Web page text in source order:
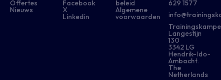
Offertes
Nieuws
Facebook
X
Linkedin
beleid
Algemene
voorwaarden
629 1577​
Langestijn
130
3342 LG
Hendrik-Ido-
Ambacht.
The
Netherlands